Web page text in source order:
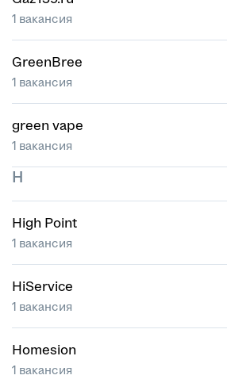
1 вакансия
GreenBree
1 вакансия
green vape
1 вакансия
H
High Point
1 вакансия
HiService
1 вакансия
Homesion
1 вакансия